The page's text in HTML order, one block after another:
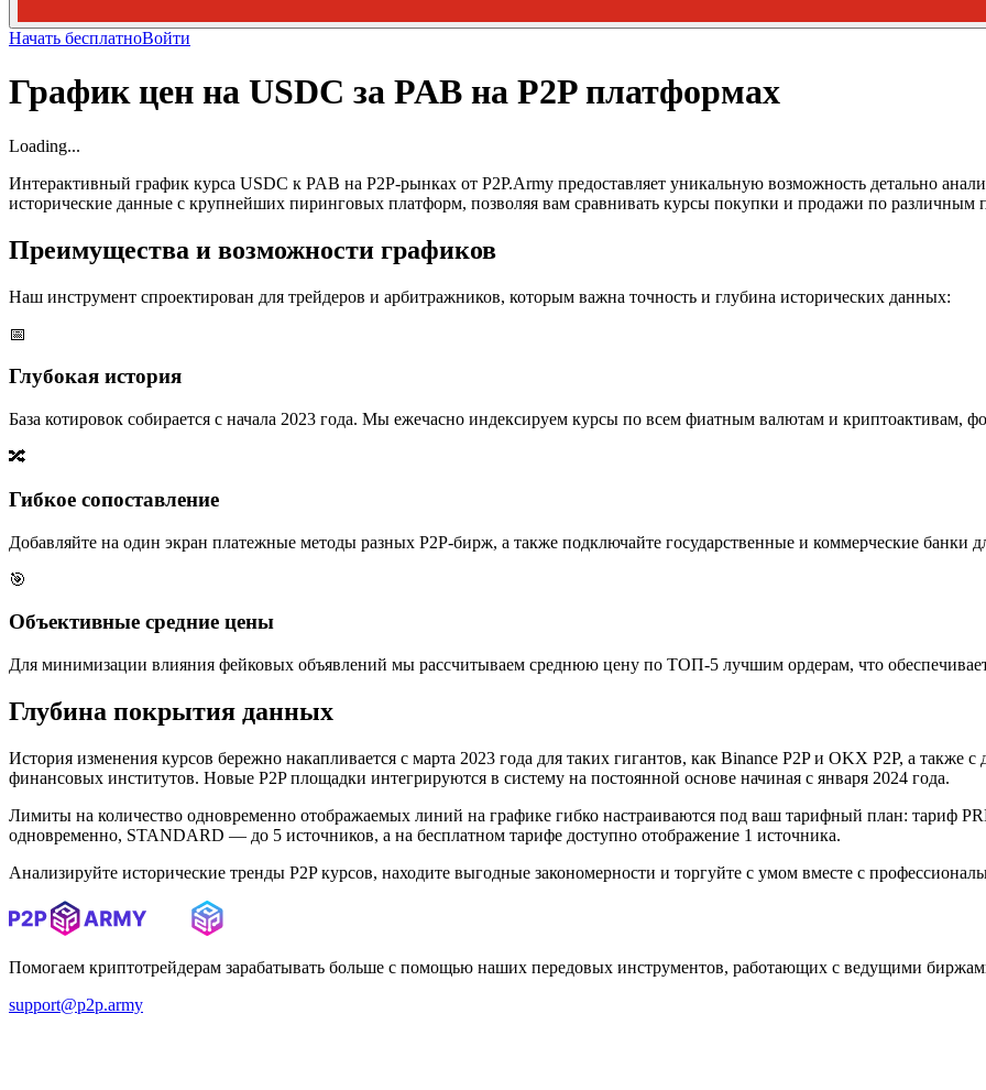
Начать бесплатноВойти
График цен на USDC за PAB на P2P платформах
Loading...
Интерактивный график курса USDC к PAB на P2P-рынках от P2P.Army предоставляет уникальную возможность детально
исторические данные с крупнейших пиринговых платформ, позволяя вам сравнивать курсы покупки и продажи по различным
Преимущества и возможности графиков
Наш инструмент спроектирован для трейдеров и арбитражников, которым важна точность и глубина исторических данных:
📅
Глубокая история
База котировок собирается с начала 2023 года. Мы ежечасно индексируем курсы по всем фиатным валютам и криптоактивам,
🔀
Гибкое сопоставление
Добавляйте на один экран платежные методы разных P2P-бирж, а также подключайте государственные и коммерческие банки
🎯
Объективные средние цены
Для минимизации влияния фейковых объявлений мы рассчитываем среднюю цену по ТОП-5 лучшим ордерам, что
Глубина покрытия данных
История изменения курсов бережно накапливается с марта 2023 года для таких гигантов, как Binance P2P и OKX P2P, а также
финансовых институтов. Новые P2P площадки интегрируются в систему на постоянной основе начиная с января 2024 года.
Лимиты на количество одновременно отображаемых линий на графике гибко настраиваются под ваш тарифный план: тариф
одновременно, STANDARD — до 5 источников, а на бесплатном тарифе доступно отображение 1 источника.
Анализируйте исторические тренды P2P курсов, находите выгодные закономерности и торгуйте с умом вместе с
Помогаем криптотрейдерам зарабатывать больше с помощью наших передовых инструментов, работающих с ведущими
support@p2p.army